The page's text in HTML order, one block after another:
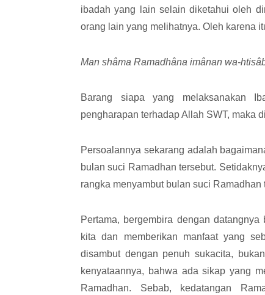
ibadah yang lain selain diketahui oleh
orang lain yang melihatnya. Oleh karena
Man shâma Ramadhâna imânan wa-
Barang siapa yang melaksanakan
pengharapan terhadap Allah SWT, maka
Persoalannya sekarang adalah
bulan suci Ramadhan tersebut.
rangka menyambut bulan suci Ramadhan
Pertama, bergembira dengan
kita dan memberikan manfaat yang
disambut dengan penuh sukacita,
kenyataannya, bahwa ada sikap yang
Ramadhan. Sebab, kedatangan